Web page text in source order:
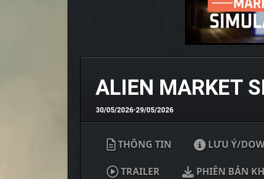
ALIEN MARKET
30/05/2026•29/05/2026
THÔNG TIN LƯU Ý/
TRAILER PHIÊN BẢN